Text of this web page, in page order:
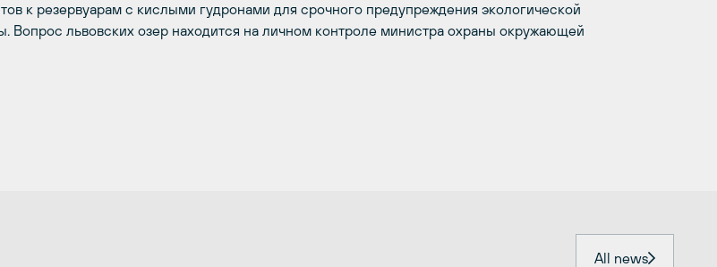
к резервуарам с кислыми гудронами для срочного предупреждения экологической
Вопрос львовских озер находится на личном контроле министра охраны окружающей
All news